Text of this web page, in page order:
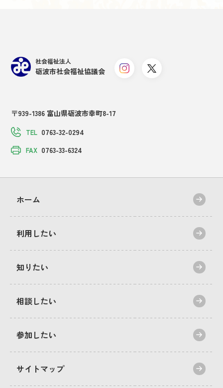
社会福祉法人
砺波市社会福祉協議会
〒939-1386 富山県砺波市幸町8-17
TEL 0763-32-0294
FAX 0763-33-6324
ホーム
利用したい
知りたい
相談したい
参加したい
サイトマップ